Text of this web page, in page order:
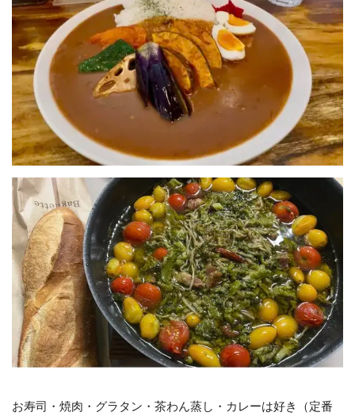
お寿司・焼肉・グラタン・茶わん蒸し・カレーは好き（定番